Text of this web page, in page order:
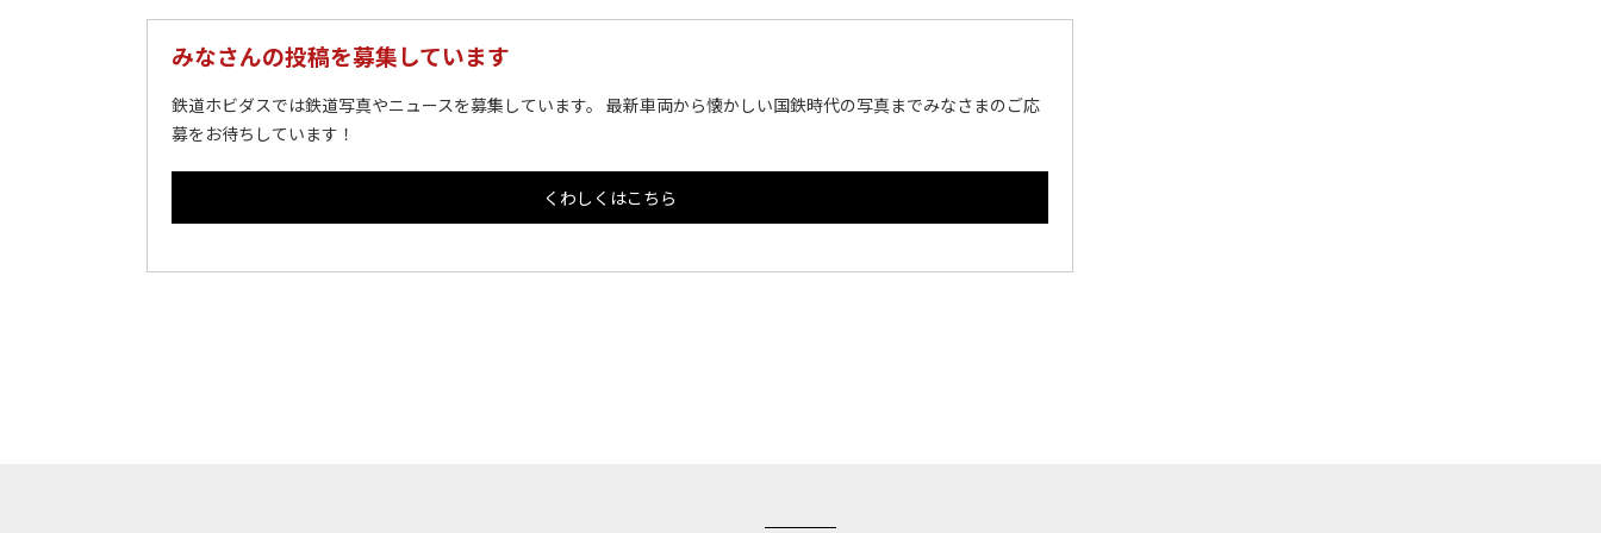
みなさんの投稿を募集しています
鉄道ホビダスでは鉄道写真やニュースを募集しています。 最新車両から懐かしい国鉄時代の写真までみなさまのご応
募をお待ちしています！
くわしくはこちら